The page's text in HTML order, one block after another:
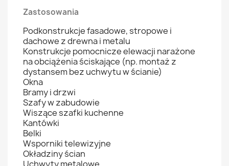
Zastosowania
Podkonstrukcje fasadowe, stropowe i
dachowe z drewna i metalu
Konstrukcje pomocnicze elewacji narażone
na obciążenia ściskające (np. montaż z
dystansem bez uchwytu w ścianie)
Okna
Bramy i drzwi
Szafy w zabudowie
Wiszące szafki kuchenne
Kantówki
Belki
Wsporniki telewizyjne
Okładziny ścian